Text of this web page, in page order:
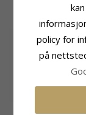
policy for
på